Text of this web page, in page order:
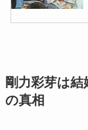
剛力彩芽は
の真相